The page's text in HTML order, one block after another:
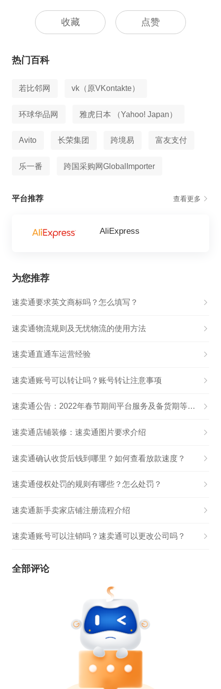
收藏 点赞
热门百科
若比邻网 vk（原VKontakte）
环球华品网 雅虎日本 （Yahoo! Japan）
Avito 长荣集团 跨境易 富友支付
乐一番 跨国采购网GlobalImporter
平台推荐 查看更多
AliExpress
为您推荐
速卖通要求英文商标吗？怎么填写？
速卖通物流规则及无忧物流的使用方法
速卖通直通车运营经验
速卖通账号可以转让吗？账号转让注意事项
速卖通公告：2022年春节期间平台服务及备货期等调整
速卖通店铺装修：速卖通图片要求介绍
速卖通确认收货后钱到哪里？如何查看放款速度？
速卖通侵权处罚的规则有哪些？怎么处罚？
速卖通新手卖家店铺注册流程介绍
速卖通账号可以注销吗？速卖通可以更改公司吗？
全部评论